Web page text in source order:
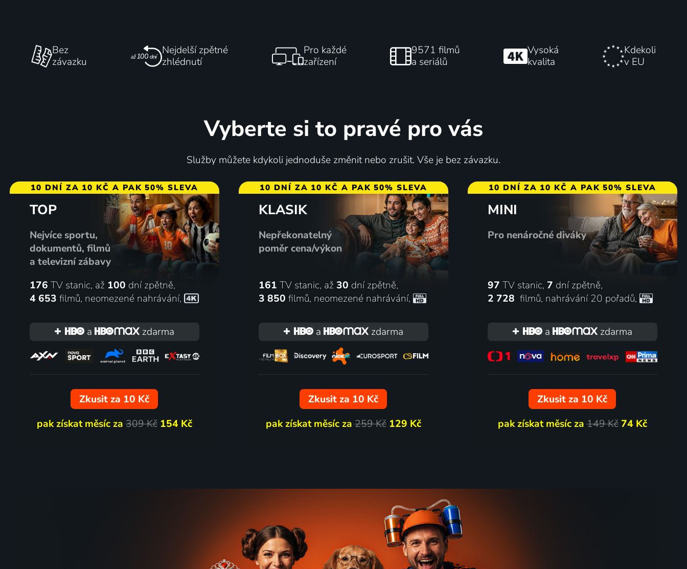
Bez
závazku
Nejdelší zpětné
zhlédnutí
Pro každé
zařízení
9571 filmů
a seriálů
Vysoká
kvalita
Kdekoli
v EU
Vyberte si to pravé pro vás
Služby můžete kdykoli jednoduše změnit nebo zrušit. Vše je bez závazku.
10 DNÍ ZA 10 KČ A PAK 50% SLEVA
TOP
Nejvíce sportu,
dokumentů, filmů
a televizní zábavy
176 TV stanic, až 100 dní zpětně,
4 653 filmů, neomezené nahrávání,
a zdarma
Zkusit za 10 Kč
pak získat měsíc za309 Kč 154 Kč
10 DNÍ ZA 10 KČ A PAK 50% SLEVA
KLASIK
Nepřekonatelný
poměr cena/výkon
161 TV stanic, až 30 dní zpětně,
3 850 filmů, neomezené nahrávání,
a zdarma
Zkusit za 10 Kč
pak získat měsíc za259 Kč 129 Kč
10 DNÍ ZA 10 KČ A PAK 50% SLEVA
MINI
Pro nenáročné diváky
97 TV stanic, 7 dní zpětně,
2 728 filmů, nahrávání 20 pořadů,
a zdarma
Zkusit za 10 Kč
pak získat měsíc za149 Kč 74 Kč